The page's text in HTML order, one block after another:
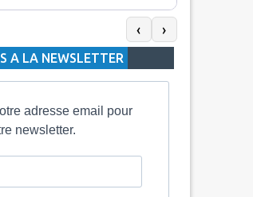
le Pass 10 Dh offre 400 Mo,
à 20 Dh et 30 Dh
1 Go et 2 Go. Les
sont de 3 jours pour
‹ ›
A LA NEWSLETTER
adresse email pour
newsletter.